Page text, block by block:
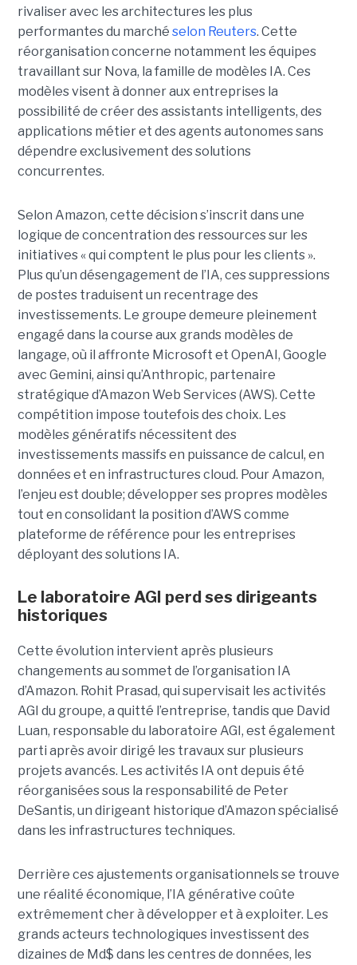
rivaliser avec les architectures les plus
performantes du marché selon Reuters. Cette
réorganisation concerne notamment les équipes
travaillant sur Nova, la famille de modèles IA. Ces
modèles visent à donner aux entreprises la
possibilité de créer des assistants intelligents, des
applications métier et des agents autonomes sans
dépendre exclusivement des solutions
concurrentes.
Selon Amazon, cette décision s’inscrit dans une
logique de concentration des ressources sur les
initiatives « qui comptent le plus pour les clients ».
Plus qu’un désengagement de l’IA, ces suppressions
de postes traduisent un recentrage des
investissements. Le groupe demeure pleinement
engagé dans la course aux grands modèles de
langage, où il affronte Microsoft et OpenAI, Google
avec Gemini, ainsi qu’Anthropic, partenaire
stratégique d’Amazon Web Services (AWS). Cette
compétition impose toutefois des choix. Les
modèles génératifs nécessitent des
investissements massifs en puissance de calcul, en
données et en infrastructures cloud. Pour Amazon,
l’enjeu est double; développer ses propres modèles
tout en consolidant la position d’AWS comme
plateforme de référence pour les entreprises
déployant des solutions IA.
Le laboratoire AGI perd ses dirigeants
historiques
Cette évolution intervient après plusieurs
changements au sommet de l’organisation IA
d’Amazon. Rohit Prasad, qui supervisait les activités
AGI du groupe, a quitté l’entreprise, tandis que David
Luan, responsable du laboratoire AGI, est également
parti après avoir dirigé les travaux sur plusieurs
projets avancés. Les activités IA ont depuis été
réorganisées sous la responsabilité de Peter
DeSantis, un dirigeant historique d’Amazon spécialisé
dans les infrastructures techniques.
Derrière ces ajustements organisationnels se trouve
une réalité économique, l’IA générative coûte
extrêmement cher à développer et à exploiter. Les
grands acteurs technologiques investissent des
dizaines de Md$ dans les centres de données, les